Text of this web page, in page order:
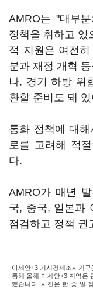
AMRO는 "대부
정책을 취하고 있
적 지원은 여전
분과 재정 개혁
나, 경기 하방 위
환할 준비도 돼
통화 정책에 대
로를 고려해 적
다.
AMRO가 매년
국, 중국, 일본과
점검하고 정책 권
아세안+3 거시경제조사기
통해 올해 아세안+3 지역은
했습니다. 사진은 한·중·일